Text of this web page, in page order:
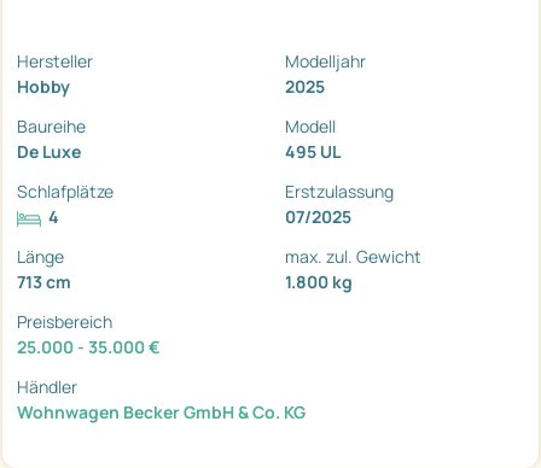
Hersteller
Hobby
Modelljahr
2025
Baureihe
De Luxe
Modell
495 UL
Schlafplätze
4
Erstzulassung
07/2025
Länge
713 cm
max. zul. Gewicht
1.800 kg
Preisbereich
25.000 - 35.000 €
Händler
Wohnwagen Becker GmbH & Co. KG